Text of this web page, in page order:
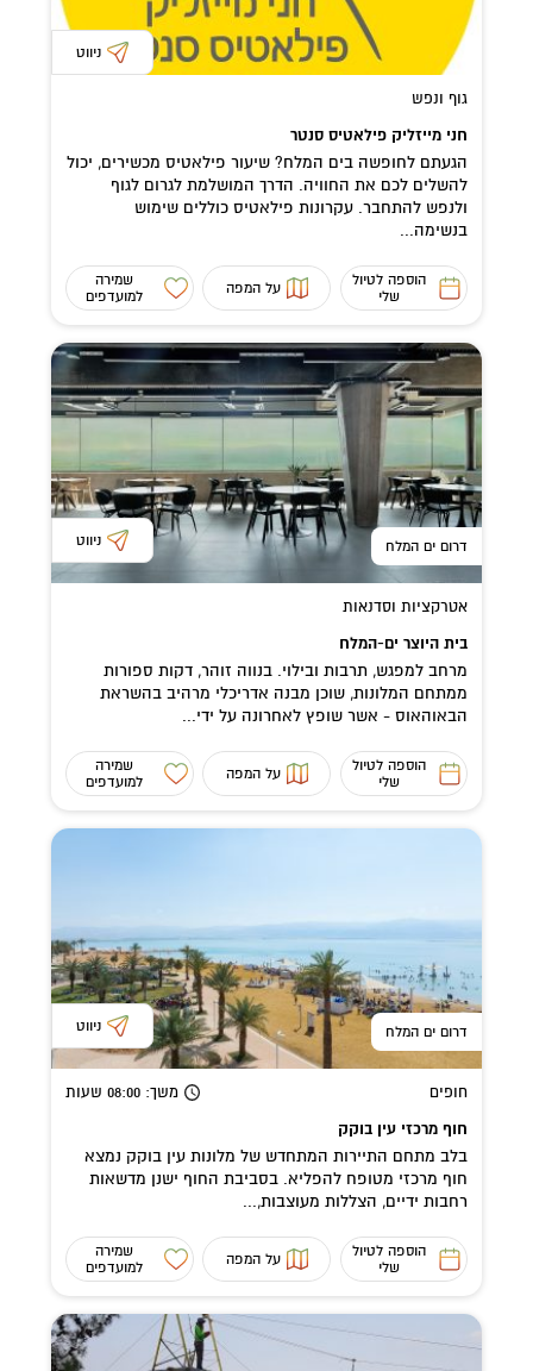
ניווט
גוף ונפש
חני מייזליק פילאטיס סנטר
הגעתם לחופשה בים המלח? שיעור פילאטיס מכשירים, יכול
להשלים לכם את החוויה. הדרך המושלמת לגרום לגוף
ולנפש להתחבר. עקרונות פילאטיס כוללים שימוש
בנשימה...
הוספה לטיול
שלי
על המפה
שמירה
למועדפים
דרום ים המלח ניווט
אטרקציות וסדנאות
בית היוצר ים-המלח
מרחב למפגש, תרבות ובילוי. בנווה זוהר, דקות ספורות
ממתחם המלונות, שוכן מבנה אדריכלי מרהיב בהשראת
הבאוהאוס - אשר שופץ לאחרונה על ידי...
הוספה לטיול
שלי
על המפה
שמירה
למועדפים
דרום ים המלח ניווט
חופים משך: 08:00 שעות
חוף מרכזי עין בוקק
בלב מתחם התיירות המתחדש של מלונות עין בוקק נמצא
חוף מרכזי מטופח להפליא. בסביבת החוף ישנן מדשאות
רחבות ידיים, הצללות מעוצבות,...
הוספה לטיול
שלי
על המפה
שמירה
למועדפים